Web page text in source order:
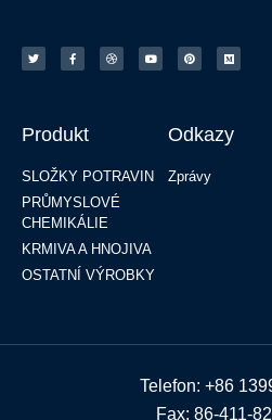
Produkt
SLOŽKY POTRAVIN
PRŮMYSLOVÉ
CHEMIKÁLIE
KRMIVA A HNOJIVA
OSTATNÍ VÝROBKY
Odkazy
Zprávy
Telefon: +86
Fax: 86-411-